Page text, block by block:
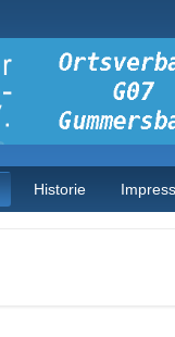
Historie